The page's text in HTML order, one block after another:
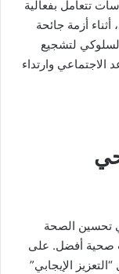
تتعامل بفعالية
أزمة جائحة
لتشجيع
الاجتماعي وارتداء
تحسين الصحة
صحية أفضل. على
الإيجابي”